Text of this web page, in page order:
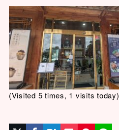
(Visited 5 times, 1 visits today)